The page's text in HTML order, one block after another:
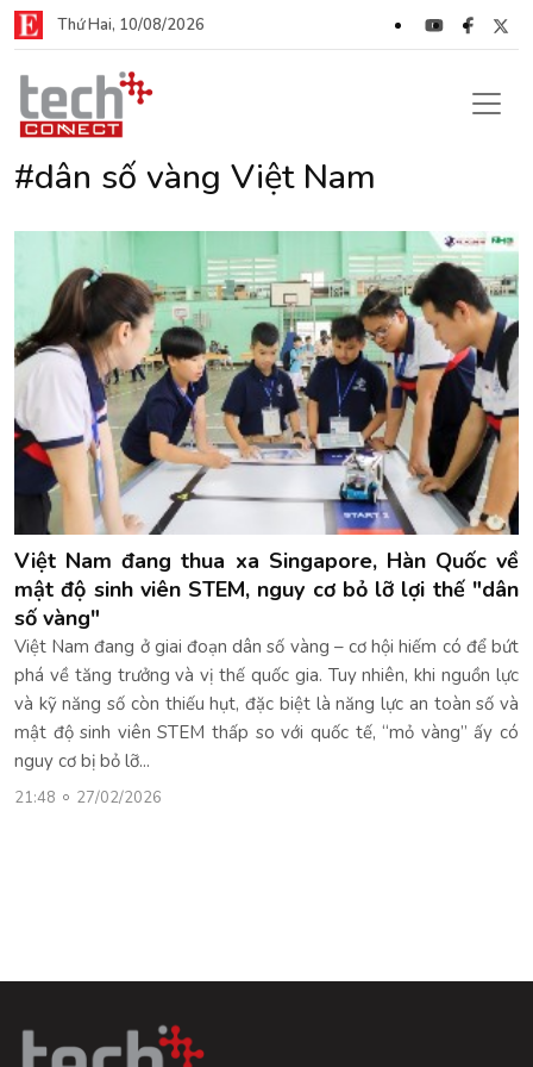
Thứ Hai, 10/08/2026
#dân số vàng Việt Nam
Việt Nam đang thua xa Singapore, Hàn Quốc về
mật độ sinh viên STEM, nguy cơ bỏ lỡ lợi thế "dân
số vàng"
Việt Nam đang ở giai đoạn dân số vàng – cơ hội hiếm có để bứt
phá về tăng trưởng và vị thế quốc gia. Tuy nhiên, khi nguồn lực
và kỹ năng số còn thiếu hụt, đặc biệt là năng lực an toàn số và
mật độ sinh viên STEM thấp so với quốc tế, “mỏ vàng” ấy có
nguy cơ bị bỏ lỡ...
21:48 27/02/2026